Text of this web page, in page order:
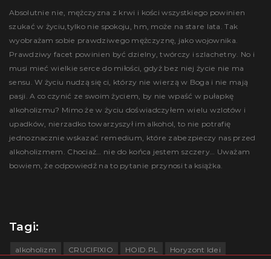
Absolutnie nie, mężczyzna z krwi i kości wszystkiego powinien
szukać w życiu,tylko nie spokoju, hm, może na stare lata. Tak
wyobrażam sobie prawdziwego mężczyznę, jako wojownika.
Prawdziwy facet powinien być dzielny, twórczy i szlachetny. No i
musi mieć wielkie serce do miłości, gdyż bez niej życie nie ma
sensu. W życiu nudzą się ci, którzy nie wierzą w Boga i nie mają
pasji. A co czynić ze swoim życiem, by nie wpaść w pułapkę
alkoholizmu? Mimo że w życiu doświadczyłem wielu wzlotów i
upadków, nierzadko towarzyszył im alkohol, to nie potrafię
jednoznacznie wskazać remedium, które zabezpieczy nas przed
alkoholizmem. Chociaż… nie do końca jestem szczery… Uważam
bowiem, że odpowiedź na to pytanie przynosi ta książka.
Tagi:
alkoholizm CRUCIFIXIO HOID.PL Horyzont Idei